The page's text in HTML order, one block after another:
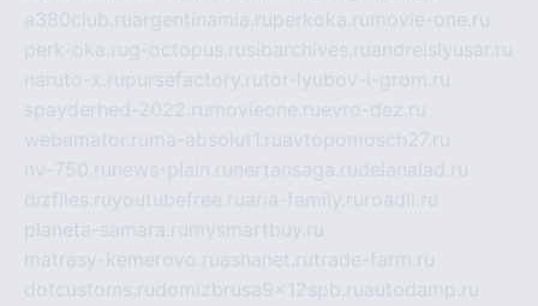
a380club.ruargentinamia.ruperkoka.ru movie-one.ru
perk-oka.rug-octopus.rusibarchives.ruandreislyusar.ru
naruto-x.rupursefactory.rutor-lyubov-i-grom.ru
spayderhed-2022.ru movieone.ruevro-dez.ru
webamator.ru ma-absolut1.ruavtopomosch27.ru
nv-750.ru news-plain.ru nertansaga.rudelanalad.ru
dizfiles.ruyoutubefree.ruaria-family.ru roadli.ru
planeta-samara.ru mysmartbuy.ru
matrasy-kemerovo.ruashanet.rutrade-farm.ru
dotcustoms.rudomizbrusa9x12spb.ruautodamp.ru